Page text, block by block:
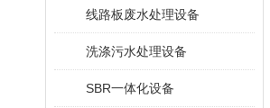
线路板废水处理设备
洗涤污水处理设备
SBR一体化设备